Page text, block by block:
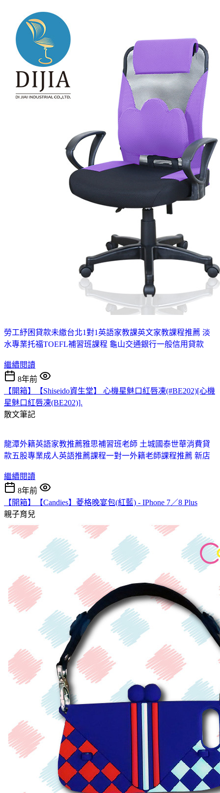
勞工紓困貸款未繳台北1對1英語家教課英文家教課程推薦 淡
水專業托福TOEFL補習班課程 龜山交通銀行一般信用貸款
繼續閱讀
8年前
【開箱】【Shiseido資生堂】 心機星魅口紅唇凍(#BE202)[心機
星魅口紅唇凍(BE202)].
散文筆記
龍潭外籍英語家教推薦雅思補習班老師 土城國泰世華消費貸
款五股專業成人英語推薦課程一對一外籍老師課程推薦 新店
繼續閱讀
8年前
【開箱】【Candies】菱格晚宴包(紅藍) - IPhone 7／8 Plus
親子育兒